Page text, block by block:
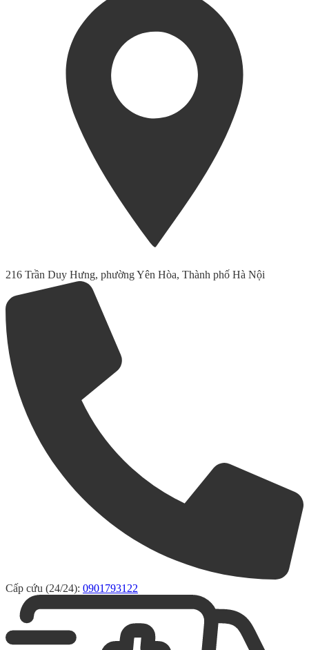
216 Trần Duy Hưng, phường Yên Hòa, Thành phố Hà Nội
Cấp cứu (24/24): 0901793122